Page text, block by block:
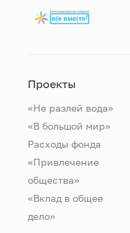
Проекты
«Не разлей вода»
«В большой мир»
Расходы фонда
«Привлечение
общества»
«Вклад в общее
дело»